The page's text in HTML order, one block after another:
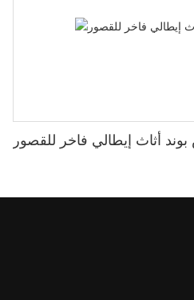
أثاث إيطالي فاخر للقصور